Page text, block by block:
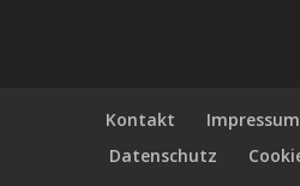
Kontakt Impressum
Datenschutz